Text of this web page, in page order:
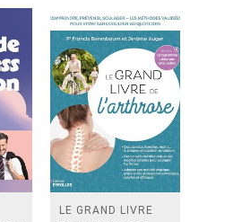
LE GRAND LIVRE